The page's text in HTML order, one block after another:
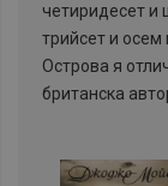
четиридесет и
трийсет и
Острова я
британска